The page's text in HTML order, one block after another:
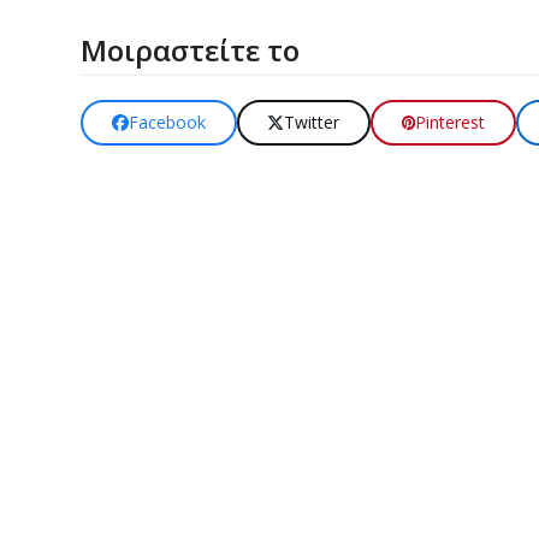
Μοιραστείτε το
Facebook Twitter Pinterest